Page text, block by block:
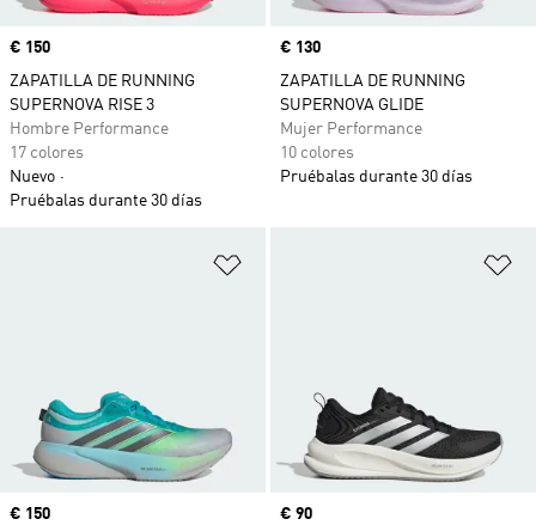
Precio
€ 150
ZAPATILLA DE RUNNING
SUPERNOVA RISE 3
Hombre Performance
17 colores
Nuevo
Pruébalas durante 30 días
Precio
€ 130
ZAPATILLA DE RUNNING
SUPERNOVA GLIDE
Mujer Performance
10 colores
Pruébalas durante 30 días
Precio
€ 150
Precio
€ 90